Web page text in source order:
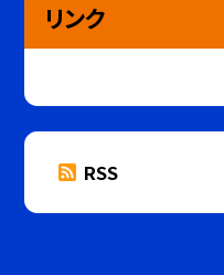
リンク
RSS